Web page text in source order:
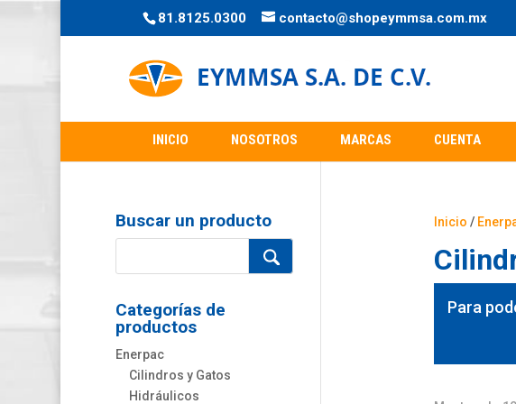
81.8125.0300 contacto@shopeymmsa.com.mx
INICIO NOSOTROS MARCAS CUENTA
Inicio /
Para
Buscar un producto
Categorías de
productos
Enerpac
Cilindros y Gatos
Hidráulicos